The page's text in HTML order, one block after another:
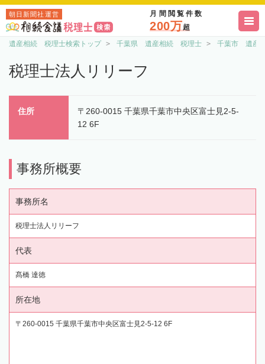
朝日新聞社運営 月間閲覧件数
200万超
遺産相続 税理士検索トップ 千葉県 遺産相続 税理士 千葉市 遺産
税理士法人リリーフ
住所
〒260-0015 千葉県千葉市中央区富士見2-5-
12 6F
事務所概要
事務所名
税理士法人リリーフ
代表
髙橋 達徳
所在地
〒260-0015 千葉県千葉市中央区富士見2-5-12 6F